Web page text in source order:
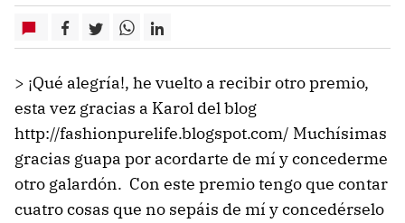
> ¡Qué alegría!, he vuelto a recibir otro premio,
esta vez gracias a Karol del blog
http://fashionpurelife.blogspot.com/ Muchísimas
gracias guapa por acordarte de mí y concederme
otro galardón. Con este premio tengo que contar
cuatro cosas que no sepáis de mí y concedérselo